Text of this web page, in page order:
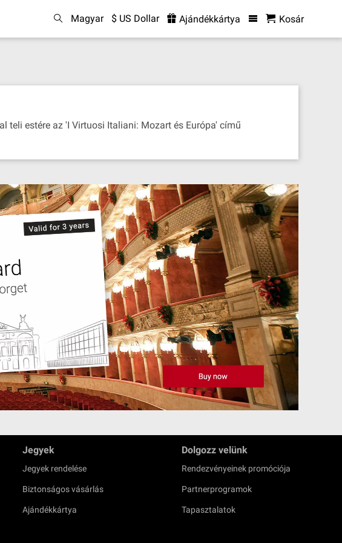
Magyar $ US Dollar Ajándékkártya Kosár
teli estére az 'I Virtuosi Italiani: Mozart és Európa' című
Jegyek
Jegyek rendelése
Biztonságos vásárlás
Ajándékkártya
Dolgozz velünk
Rendezvényeinek promóciója
Partnerprogramok
Tapasztalatok